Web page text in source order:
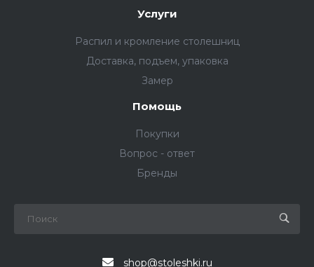
Услуги
Распил и кромление столешниц
Доставка, подъем, упаковка
Замер
Помощь
Покупки
Вопрос - ответ
Бренды
shop@stoleshki.ru